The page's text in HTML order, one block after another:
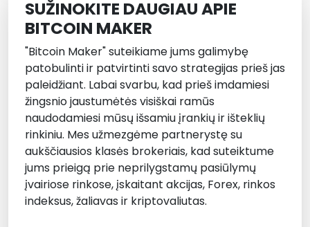
SUŽINOKITE DAUGIAU APIE
BITCOIN MAKER
"Bitcoin Maker" suteikiame jums galimybę
patobulinti ir patvirtinti savo strategijas prieš jas
paleidžiant. Labai svarbu, kad prieš imdamiesi
žingsnio jaustumėtės visiškai ramūs
naudodamiesi mūsų išsamiu įrankių ir išteklių
rinkiniu. Mes užmezgėme partnerystę su
aukščiausios klasės brokeriais, kad suteiktume
jums prieigą prie neprilygstamų pasiūlymų
įvairiose rinkose, įskaitant akcijas, Forex, rinkos
indeksus, žaliavas ir kriptovaliutas.